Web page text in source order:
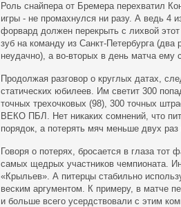
Роль снайпера от Бремера перехватил
игры - не промахнулся ни разу. А ведь 4
форвард должен перекрыть с лихвой
зуб на команду из Санкт-Петербурга (два
неудачно), а во-вторых в день матча ему
Продолжая разговор о круглых датах,
статических юбилеев. Им светит 300
точных трехочковых (98), 300 точных
ВЕКО ПБЛ. Нет никаких сомнений, что
порядок, а потерять мяч меньше двух
Говоря о потерях, бросается в глаза тот
самых щедрых участников чемпионата.
«Крыльев». А питерцы стабильно
веским аргументом. К примеру, в матче
и больше всего усердствовали с этим